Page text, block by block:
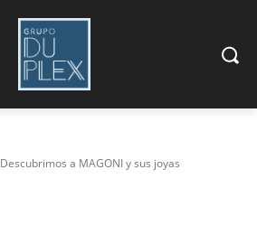
Descubrimos a MAGONI y sus joyas